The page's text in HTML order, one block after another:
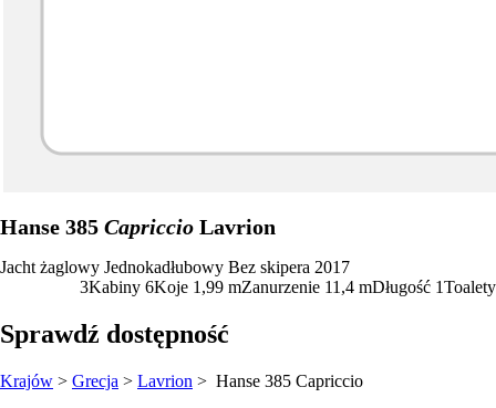
Hanse 385 Capriccio Lavrion
Jacht żaglowy Jednokadłubowy Bez skipera 2017
3Kabiny 6Koje 1,99 mZanurzenie 11,4 mDługość 1Toalety
Sprawdź dostępność
Krajów > Grecja > Lavrion > Hanse 385 Capriccio